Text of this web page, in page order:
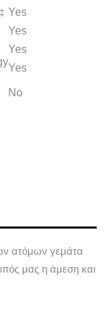
‡ Yes
Yes
Yes
Yes
No
ατόμων γεμάτα
μας η άμεση και